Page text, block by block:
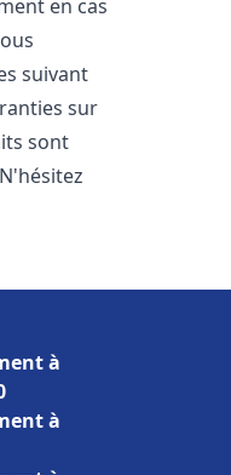
en cas
suivant
sur
sont
à
à